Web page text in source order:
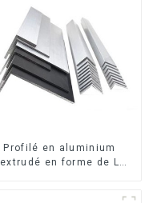
Profilé en aluminium
extrudé en forme de L